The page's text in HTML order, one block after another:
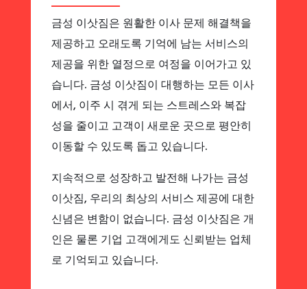
금성 이삿짐은 원활한 이사 문제 해결책을
제공하고 오래도록 기억에 남는 서비스의
제공을 위한 열정으로 여정을 이어가고 있
습니다. 금성 이삿짐이 대행하는 모든 이사
에서, 이주 시 겪게 되는 스트레스와 복잡
성을 줄이고 고객이 새로운 곳으로 평안히
이동할 수 있도록 돕고 있습니다.
지속적으로 성장하고 발전해 나가는 금성
이삿짐, 우리의 최상의 서비스 제공에 대한
신념은 변함이 없습니다. 금성 이삿짐은 개
인은 물론 기업 고객에게도 신뢰받는 업체
로 기억되고 있습니다.